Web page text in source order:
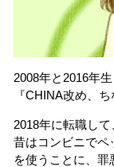
2008年と2016年
『CHINA改め、
2018年に転職して
昔はコンビニでペ
を使うことに、